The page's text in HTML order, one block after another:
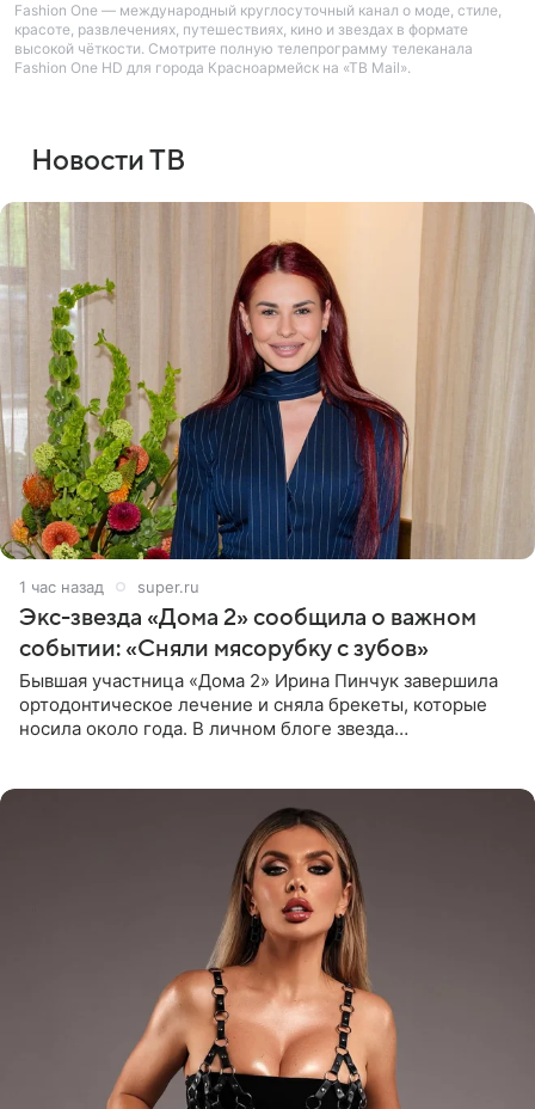
Fashion One — международный круглосуточный канал о моде, стиле,
красоте, развлечениях, путешествиях, кино и звездах в формате
высокой чёткости. Смотрите полную телепрограмму телеканала
Fashion One HD для города Красноармейск на «ТВ Mail».
Новости ТВ
1 час назад super.ru
Экс-звезда «Дома 2» сообщила о важном
событии: «Сняли мясорубку с зубов»
Бывшая участница «Дома 2» Ирина Пинчук завершила
ортодонтическое лечение и сняла брекеты, которые
носила около года. В личном блоге звезда